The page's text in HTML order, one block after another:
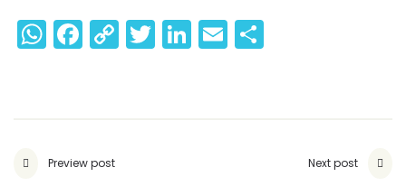
WhatsApp
Facebook
Copy
Link
Twitter
LinkedIn
Email
Preview post Next post